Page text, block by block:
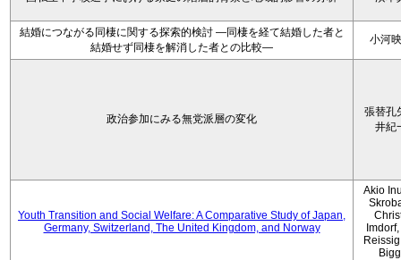
結婚につながる同棲に関する探索的検討 ―同棲を経て結婚した者と
結婚せず同棲を解消した者との比較―
小河
政治参加にみる無党派層の変化
張替孔
井紀
Youth Transition and Social Welfare: A Comparative Study of Japan,
Germany, Switzerland, The United Kingdom, and Norway
Akio